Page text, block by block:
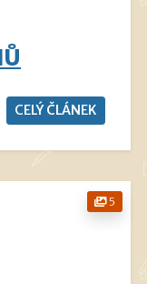
CELÝ ČLÁNEK
5